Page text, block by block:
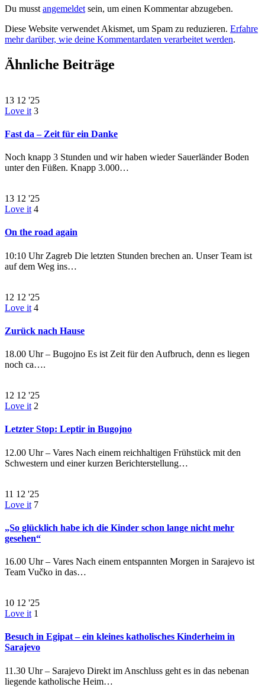
Du musst angemeldet sein, um einen Kommentar abzugeben.
Diese Website verwendet Akismet, um Spam zu reduzieren. Erfahre
mehr darüber, wie deine Kommentardaten verarbeitet werden.
Ähnliche Beiträge
13 12 '25
Love it 3
Fast da – Zeit für ein Danke
Noch knapp 3 Stunden und wir haben wieder Sauerländer Boden
unter den Füßen. Knapp 3.000…
13 12 '25
Love it 4
On the road again
10:10 Uhr Zagreb Die letzten Stunden brechen an. Unser Team ist
auf dem Weg ins…
12 12 '25
Love it 4
Zurück nach Hause
18.00 Uhr – Bugojno Es ist Zeit für den Aufbruch, denn es liegen
noch ca….
12 12 '25
Love it 2
Letzter Stop: Leptir in Bugojno
12.00 Uhr – Vares Nach einem reichhaltigen Frühstück mit den
Schwestern und einer kurzen Berichterstellung…
11 12 '25
Love it 7
„So glücklich habe ich die Kinder schon lange nicht mehr
gesehen“
16.00 Uhr – Vares Nach einem entspannten Morgen in Sarajevo ist
Team Vučko in das…
10 12 '25
Love it 1
Besuch in Egipat – ein kleines katholisches Kinderheim in
Sarajevo
11.30 Uhr – Sarajevo Direkt im Anschluss geht es in das nebenan
liegende katholische Heim…